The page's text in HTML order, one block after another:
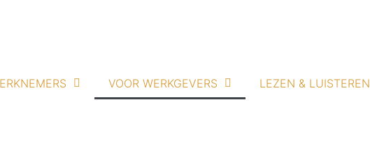
VOOR WERKGEVERS LEZEN & LUISTEREN